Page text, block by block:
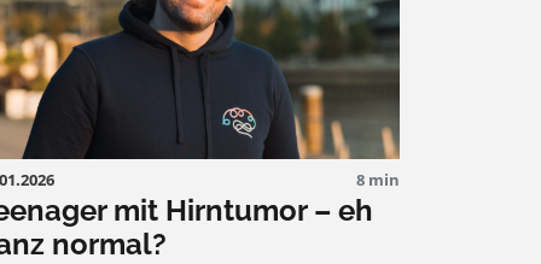
8 min
mit Hirntumor – eh
normal?